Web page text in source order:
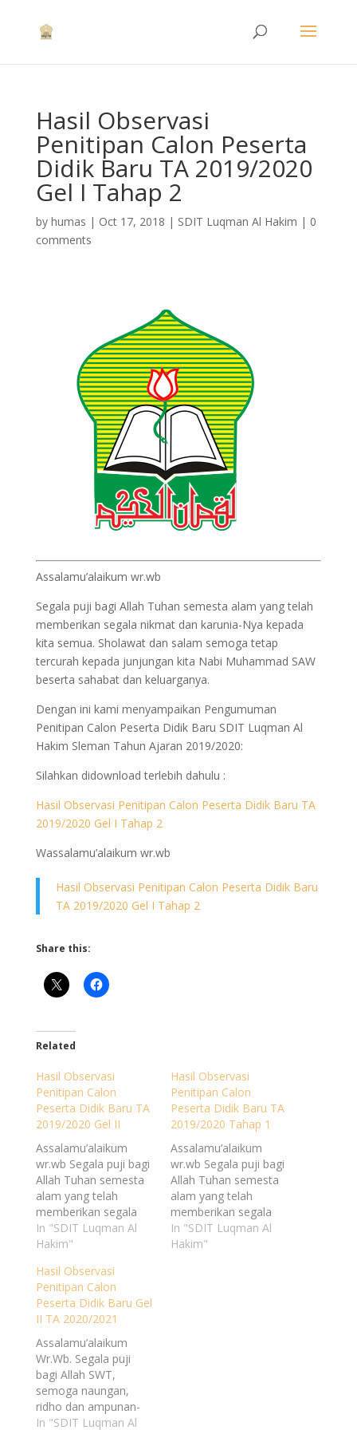
Hasil Observasi
Penitipan Calon Peserta
Didik Baru TA 2019/2020
Gel I Tahap 2
by humas | Oct 17, 2018 | SDIT Luqman Al Hakim | 0
comments
Assalamu’alaikum wr.wb
Segala puji bagi Allah Tuhan semesta alam yang telah
memberikan segala nikmat dan karunia-Nya kepada
kita semua. Sholawat dan salam semoga tetap
tercurah kepada junjungan kita Nabi Muhammad SAW
beserta sahabat dan keluarganya.
Dengan ini kami menyampaikan Pengumuman
Penitipan Calon Peserta Didik Baru SDIT Luqman Al
Hakim Sleman Tahun Ajaran 2019/2020:
Silahkan didownload terlebih dahulu :
Hasil Observasi Penitipan Calon Peserta Didik Baru TA
2019/2020 Gel I Tahap 2
Wassalamu’alaikum wr.wb
Hasil Observasi Penitipan Calon Peserta Didik Baru
TA 2019/2020 Gel I Tahap 2
Share this:
Related
Hasil Observasi
Penitipan Calon
Peserta Didik Baru TA
2019/2020 Gel II
Assalamu’alaikum
wr.wb Segala puji bagi
Allah Tuhan semesta
alam yang telah
memberikan segala
nikmat dan karunia-
Nya kepada kita
salam semoga tetap
tercurah kepada
junjungan kita Nabi
Muhammad SAW
beserta sahabat dan
keluarganya. Dengan
ini kami
menyampaikan
Pengumuman
Penitipan Calon
In "SDIT Luqman Al
Hakim"
Hasil Observasi
Penitipan Calon
Peserta Didik Baru TA
2019/2020 Tahap 1
Assalamu’alaikum
wr.wb Segala puji bagi
Allah Tuhan semesta
alam yang telah
memberikan segala
nikmat dan karunia-
Nya kepada kita
In "SDIT Luqman Al
Hakim"
Hasil Observasi
Penitipan Calon
Peserta Didik Baru Gel
II TA 2020/2021
Assalamu’alaikum
Wr.Wb. Segala puji
bagi Allah SWT,
semoga naungan,
ridho dan ampunan-
Nya senantiasa
In "SDIT Luqman Al